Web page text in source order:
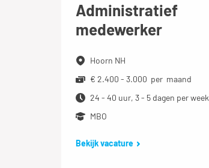
Administratief
medewerker
Hoorn NH
€ 2.400 - 3.000 per maand
24 - 40 uur, 3 - 5 dagen per week
MBO
Bekijk vacature